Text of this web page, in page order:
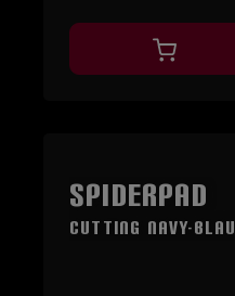
SpiderPad
Cutting navy-blau